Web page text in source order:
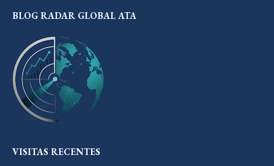
BLOG RADAR GLOBAL ATA
VISITAS RECENTES